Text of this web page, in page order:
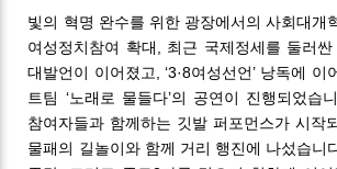
빛의 혁명 완수를 위한 광장에서의 사회대개
여성정치참여 확대, 최근 국제정세를 둘러
대발언이 이어졌고, ‘3·8여성선언’ 낭독에 이
트팀 ‘노래로 물들다’의 공연이 진행되었습
참여자들과 함께하는 깃발 퍼포먼스가 시작
물패의 길놀이와 함께 거리 행진에 나섰습니